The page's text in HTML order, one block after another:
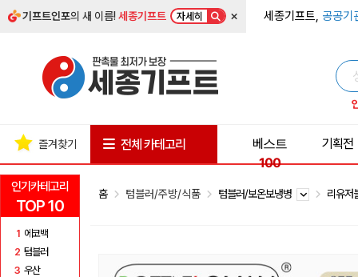
기프트인포의 새 이름!세종기프트 자세히 × 세종기프트, 공공기
인기카테고리
TOP 10
1 에코백
2 텀블러
3 우산
즐겨찾기 전체 카테고리
베스트
100
기획전
홈 텀블러/주방/식품 텀블러/보온보냉병 리유